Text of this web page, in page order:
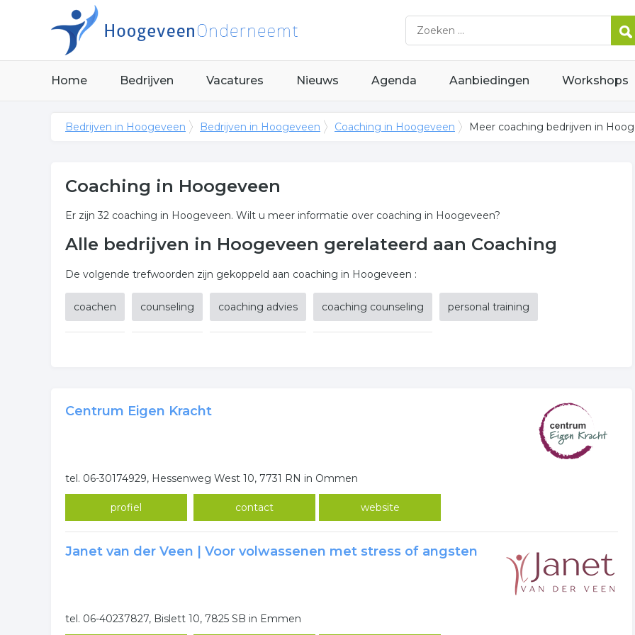
Home Bedrijven Vacatures Nieuws Agenda Aanbiedingen Workshops
Bedrijven in Hoogeveen Bedrijven in Hoogeveen Coaching in Hoogeveen Meer coaching bedrijven in
Coaching in Hoogeveen
Er zijn 32 coaching in Hoogeveen. Wilt u meer informatie over coaching in Hoogeveen?
Alle bedrijven in Hoogeveen gerelateerd aan Coaching
De volgende trefwoorden zijn gekoppeld aan coaching in Hoogeveen :
coachen counseling coaching advies coaching counseling personal training
Centrum Eigen Kracht
tel. 06-30174929, Hessenweg West 10, 7731 RN in Ommen
profiel contact website
Janet van der Veen | Voor volwassenen met stress of angsten
tel. 06-40237827, Bislett 10, 7825 SB in Emmen